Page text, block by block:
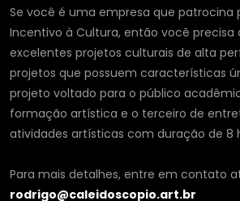
Se você é uma empresa que patrocina
Incentivo à Cultura, então você precisa
excelentes projetos culturais de alta
projetos que possuem características
projeto voltado para o público
formação artística e o terceiro de
atividades artísticas com duração de 8
Para mais detalhes, entre em contato
rodrigo@caleidoscopio.art.br